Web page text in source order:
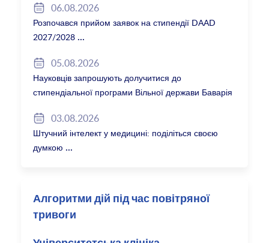
06.08.2026
Розпочався прийом заявок на стипендії DAAD
2027/2028
05.08.2026
Науковців запрошують долучитися до
стипендіальної програми Вільної держави Баварія
03.08.2026
Штучний інтелект у медицині: поділіться своєю
думкою
Алгоритми дій під час повітряної
тривоги